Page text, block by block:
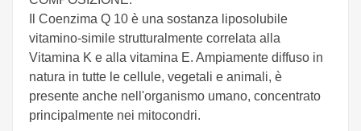
Il Coenzima Q 10 è una sostanza liposolubile
vitamino-simile strutturalmente correlata alla
Vitamina K e alla vitamina E. Ampiamente diffuso in
natura in tutte le cellule, vegetali e animali, è
presente anche nell'organismo umano, concentrato
principalmente nei mitocondri.